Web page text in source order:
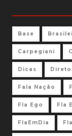
Base
Carpegiani
Dicas
Fala Nação
Fla Ego Fla
FlaEmDia